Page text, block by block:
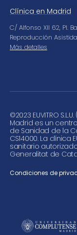
Clínica en Madrid
C/ Alfonso XII 62, Pl.
Reproducción
Más detalles
©2023 EUVITRO
Madrid es un
de Sanidad de la
CS14000. La
sanitario
Generalitat de
Condiciones de